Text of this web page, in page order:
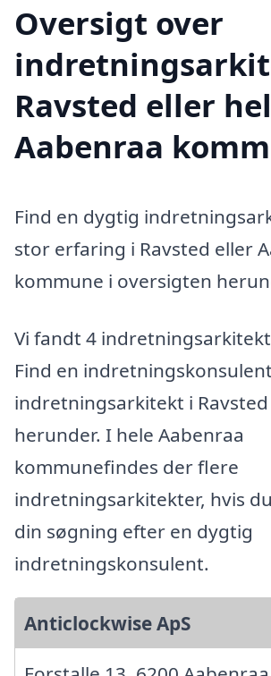
Oversigt over
Ravsted eller
Aabenraa
Find en dygtig
stor erfaring i Ravsted eller
kommune i oversigten
Vi fandt 4
Find en
indretningsarkitekt i
herunder. I hele Aabenraa
kommunefindes der flere
indretningsarkitekter, hvis
din søgning efter en dygtig
indretningskonsulent.
Anticlockwise ApS